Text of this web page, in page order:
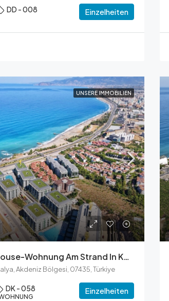
DD - 008 Einzelheiten
UNSERE IMMOBILIEN
Luxuriöse Penthouse-Wohnung Am Strand In Kargicak
Akdeniz Bölgesi, 07435, Türkiye
DK - 058 Einzelheiten